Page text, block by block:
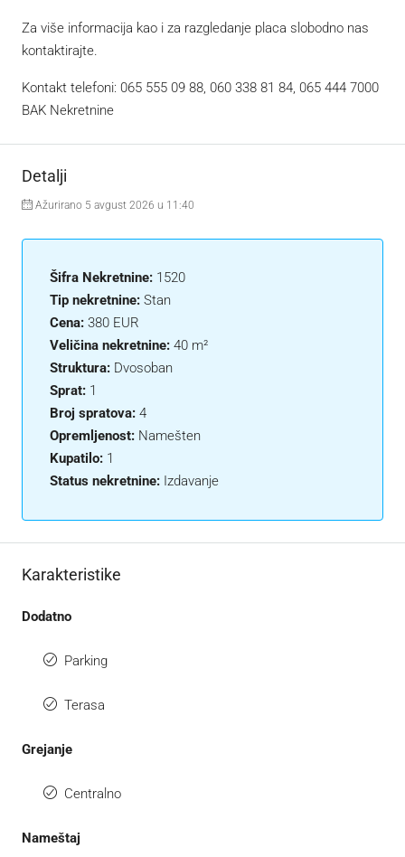
Za više informacija kao i za razgledanje placa slobodno nas
kontaktirajte.
Kontakt telefoni: 065 555 09 88, 060 338 81 84, 065 444 7000
BAK Nekretnine
Detalji
Ažurirano 5 avgust 2026 u 11:40
Šifra Nekretnine: 1520
Tip nekretnine: Stan
Cena: 380 EUR
Veličina nekretnine: 40 m²
Struktura: Dvosoban
Sprat: 1
Broj spratova: 4
Opremljenost: Namešten
Kupatilo: 1
Status nekretnine: Izdavanje
Karakteristike
Dodatno
Parking
Terasa
Grejanje
Centralno
Nameštaj